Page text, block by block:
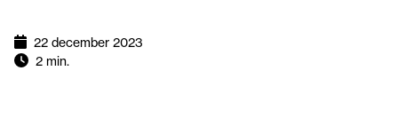
22 december 2023
2 min.